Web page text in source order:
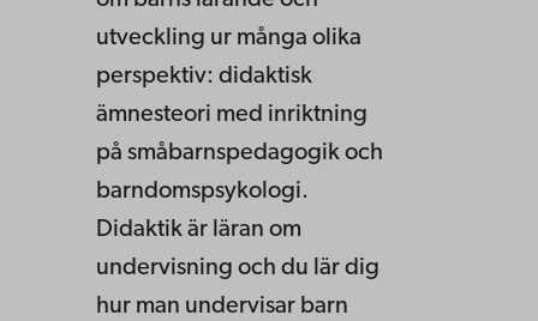
utveckling ur många olika
perspektiv: didaktisk
ämnesteori med inriktning
på småbarnspedagogik och
barndomspsykologi.
Didaktik är läran om
undervisning och du lär dig
hur man undervisar barn